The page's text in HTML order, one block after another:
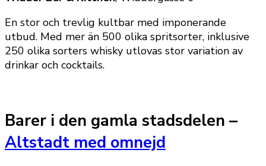
En stor och trevlig kultbar med imponerande
utbud. Med mer än 500 olika spritsorter, inklusive
250 olika sorters whisky utlovas stor variation av
drinkar och cocktails.
Barer i den gamla stadsdelen –
Altstadt med omnejd